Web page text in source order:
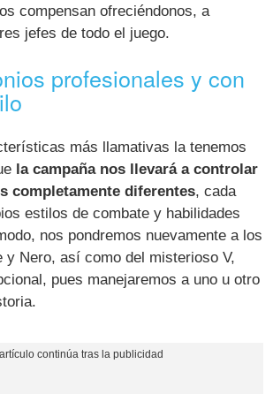
compensan ofreciéndonos, a
jefes de todo el juego.
profesionales y con
más llamativas la tenemos
la campaña nos llevará a controlar
completamente diferentes, cada
estilos de combate y habilidades
nos pondremos nuevamente a los
y Nero, así como del misterioso V,
pues manejaremos a uno u otro